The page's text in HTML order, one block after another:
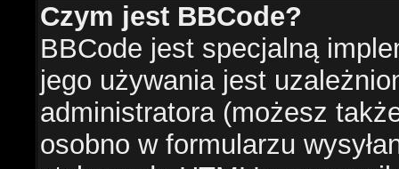
Czym jest BBCode?
BBCode jest specjalną
jego używania jest
administratora (możesz
osobno w formularzu